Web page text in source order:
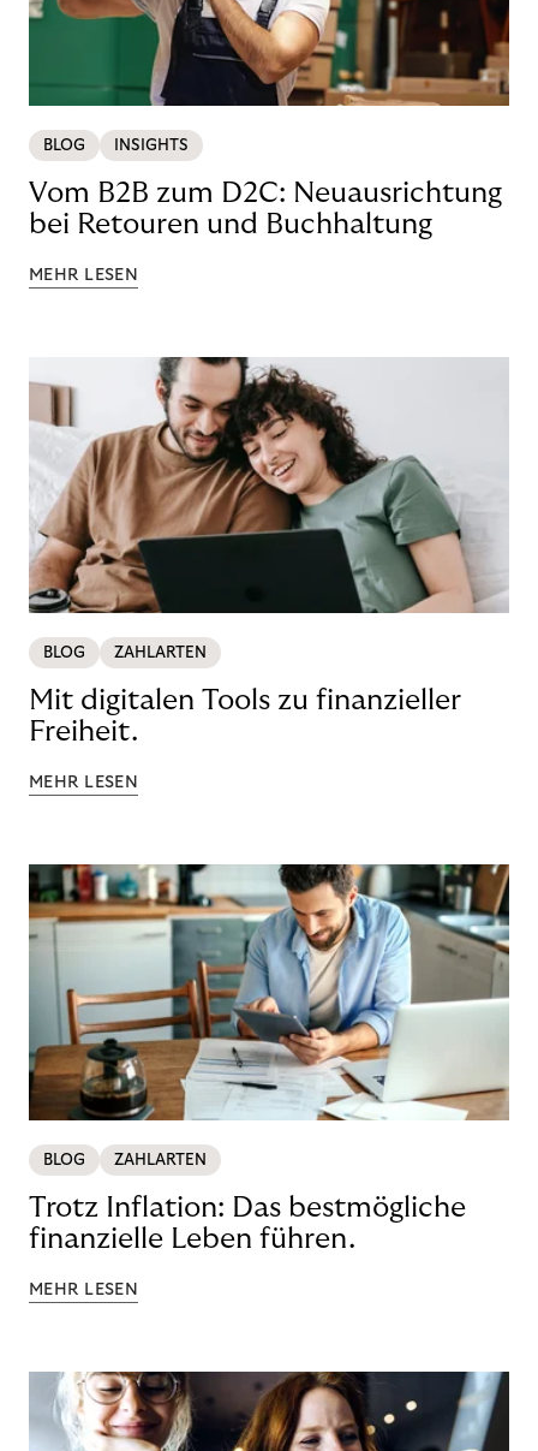
BLOG INSIGHTS
Vom B2B zum D2C: Neuausrichtung
bei Retouren und Buchhaltung
MEHR LESEN
BLOG ZAHLARTEN
Mit digitalen Tools zu finanzieller
Freiheit.
MEHR LESEN
BLOG ZAHLARTEN
Trotz Inflation: Das bestmögliche
finanzielle Leben führen.
MEHR LESEN